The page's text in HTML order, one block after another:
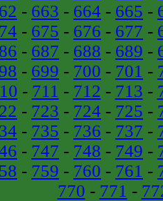
- 663 - 664 - 665 -
- 675 - 676 - 677 -
- 687 - 688 - 689 -
- 699 - 700 - 701 -
- 711 - 712 - 713 -
- 723 - 724 - 725 -
- 735 - 736 - 737 -
- 747 - 748 - 749 -
- 759 - 760 - 761 -
770 - 771 -